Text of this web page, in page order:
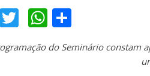
F
tt
W
at m
do Seminário constam